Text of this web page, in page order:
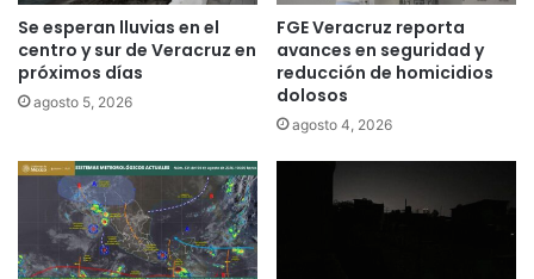
Se esperan lluvias en el
centro y sur de Veracruz en
próximos días
agosto 5, 2026
FGE Veracruz reporta
avances en seguridad y
reducción de homicidios
dolosos
agosto 4, 2026